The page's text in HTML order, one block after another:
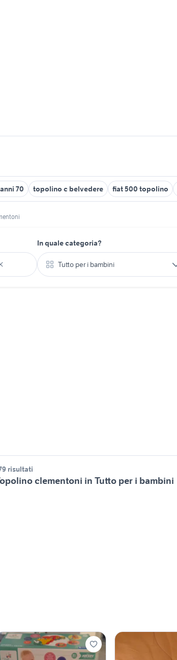
70 topolino c belvedere fiat 500 topolino
In quale categoria?
Tutto per i bambini
risultati
clementoni in Tutto per i bambini